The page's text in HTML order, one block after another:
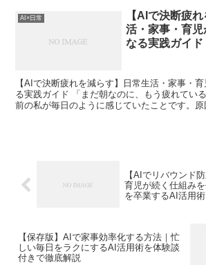
AI×日常
【AIで決断疲
活・家事・育
なる実践ガイド
【AIで決断疲れを減らす】日常生活・家事・
る実践ガイド 「まだ朝なのに、もう疲れて
前の私が毎日のように感じていたことです。
【AIでリバウンド
育児が続く仕組み
を卒業するAI活用術
【保存版】AIで家事効率化する方法｜忙
しい毎日をラクにするAI活用術を体験談
付きで徹底解説